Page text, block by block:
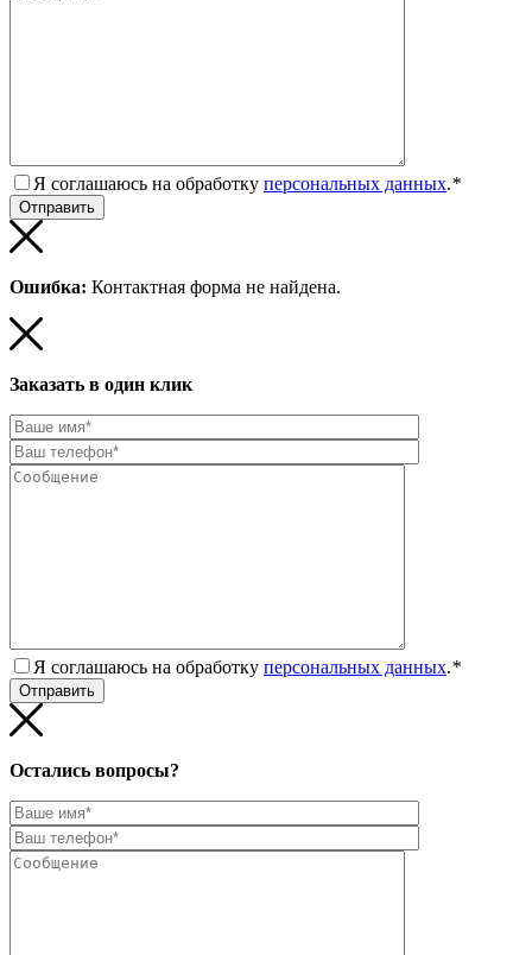
Я соглашаюсь на обработку персональных данных.*
Ошибка: Контактная форма не найдена.
Заказать в один клик
Я соглашаюсь на обработку персональных данных.*
Остались вопросы?